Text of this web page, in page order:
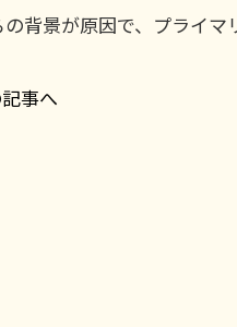
の背景が原因で、プライマ
事へ